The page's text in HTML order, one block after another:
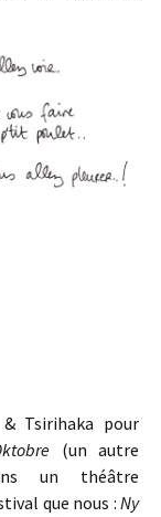
Tsirihaka pour
(un autre
un théâtre
que nous : Ny